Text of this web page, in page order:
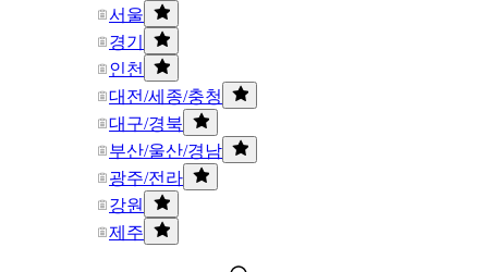
서울
경기
인천
대전/세종/충청
대구/경북
부산/울산/경남
광주/전라
강원
제주